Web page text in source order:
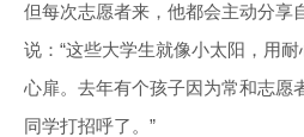
但每次志愿者来，他都会主动分享
说：“这些大学生就像小太阳，用
心扉。去年有个孩子因为常和志愿
同学打招呼了。”